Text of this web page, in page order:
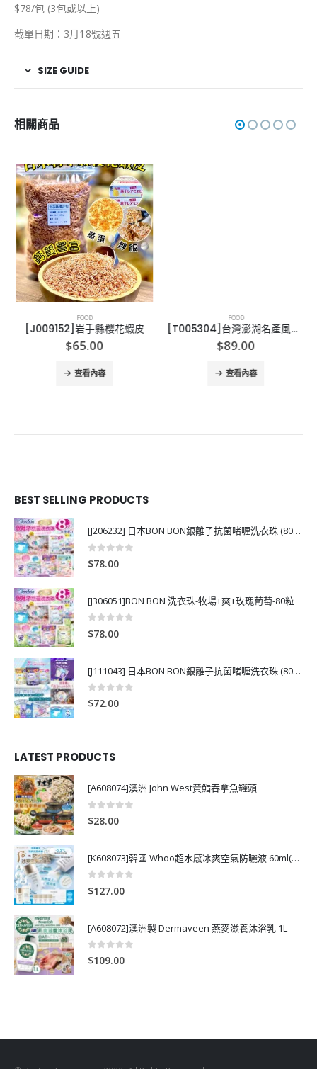
$78/包 (3包或以上)
截單日期：3月18號週五
SIZE GUIDE
相關商品
FOOD
[J009152]岩手縣櫻花蝦皮
$65.00
查看內容
FOOD
[T005304]台灣澎湖名產風味醬
$89.00
查看內容
BEST SELLING PRODUCTS
[J206232] 日本BON BON銀離子抗菌啫喱洗衣珠 (80粒)
0
$78.00
[J306051]BON BON 洗衣珠-牧場+爽+玫瑰葡萄-80粒
0
$78.00
[J111043] 日本BON BON銀離子抗菌啫喱洗衣珠 (80粒)
0out of 5
$72.00
LATEST PRODUCTS
[A608074]澳洲 John West黃鮨吞拿魚罐頭
0
$28.00
[K608073]韓國 Whoo超水感冰爽空氣防曬液 60ml(送13ml*4支)
0
$127.00
[A608072]澳洲製 Dermaveen 燕麥滋養沐浴乳 1L
0 out of 5
$109.00